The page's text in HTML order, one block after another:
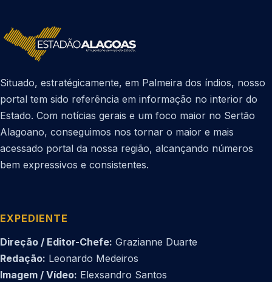
Situado, estratégicamente, em Palmeira dos índios, nosso
portal tem sido referência em informação no interior do
Estado. Com notícias gerais e um foco maior no Sertão
Alagoano, conseguimos nos tornar o maior e mais
acessado portal da nossa região, alcançando números
bem expressivos e consistentes.
EXPEDIENTE
Direção / Editor-Chefe: Grazianne Duarte
Redação: Leonardo Medeiros
Imagem / Vídeo: Elexsandro Santos